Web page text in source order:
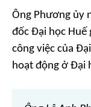
Ông Phương ủy
đốc Đại học Huế
công việc của
hoạt động ở Đại